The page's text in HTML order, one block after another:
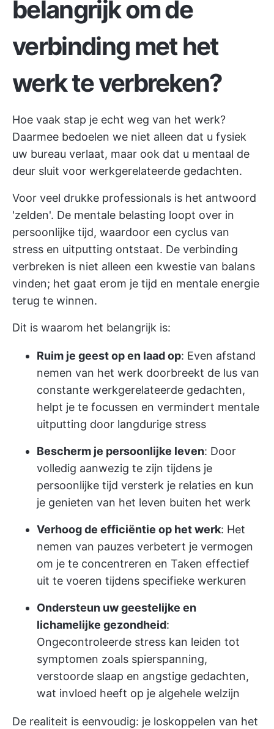
belangrijk om de
verbinding met het
werk te verbreken?
Hoe vaak stap je echt weg van het werk?
Daarmee bedoelen we niet alleen dat u fysiek
uw bureau verlaat, maar ook dat u mentaal de
deur sluit voor werkgerelateerde gedachten.
Voor veel drukke professionals is het antwoord
'zelden'. De mentale belasting loopt over in
persoonlijke tijd, waardoor een cyclus van
stress en uitputting ontstaat. De verbinding
verbreken is niet alleen een kwestie van balans
vinden; het gaat erom je tijd en mentale energie
terug te winnen.
Dit is waarom het belangrijk is:
Ruim je geest op en laad op: Even afstand
nemen van het werk doorbreekt de lus van
constante werkgerelateerde gedachten,
helpt je te focussen en vermindert mentale
uitputting door langdurige stress
Bescherm je persoonlijke leven: Door
volledig aanwezig te zijn tijdens je
persoonlijke tijd versterk je relaties en kun
je genieten van het leven buiten het werk
Verhoog de efficiëntie op het werk: Het
nemen van pauzes verbetert je vermogen
om je te concentreren en Taken effectief
uit te voeren tijdens specifieke werkuren
Ondersteun uw geestelijke en
lichamelijke gezondheid:
Ongecontroleerde stress kan leiden tot
symptomen zoals spierspanning,
verstoorde slaap en angstige gedachten,
wat invloed heeft op je algehele welzijn
De realiteit is eenvoudig: je loskoppelen van het